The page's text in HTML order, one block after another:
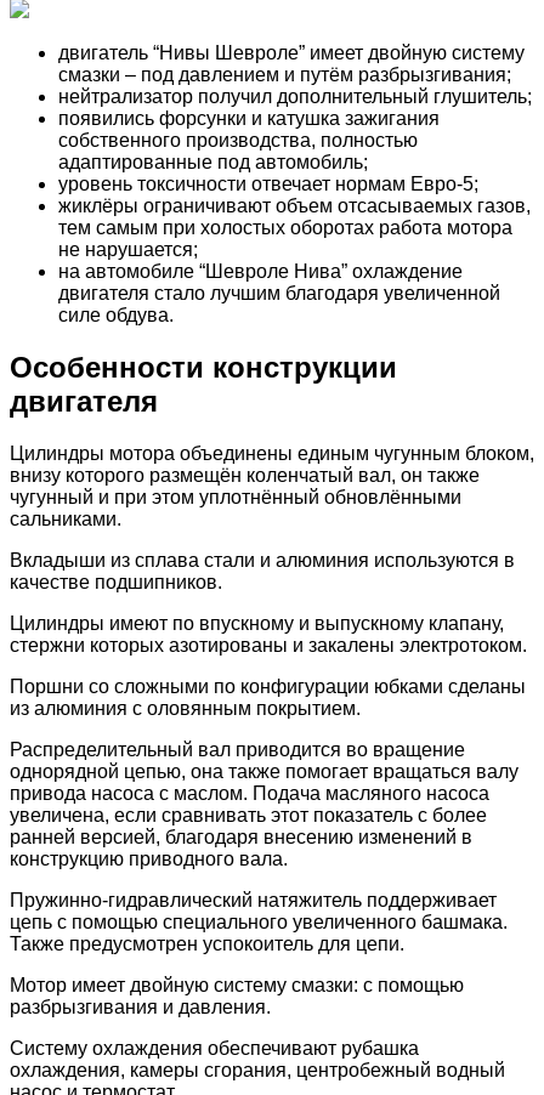
двигатель “Нивы Шевроле” имеет двойную систему
смазки – под давлением и путём разбрызгивания;
нейтрализатор получил дополнительный глушитель;
появились форсунки и катушка зажигания
собственного производства, полностью
адаптированные под автомобиль;
уровень токсичности отвечает нормам Евро-5;
жиклёры ограничивают объем отсасываемых газов,
тем самым при холостых оборотах работа мотора
не нарушается;
на автомобиле “Шевроле Нива” охлаждение
двигателя стало лучшим благодаря увеличенной
силе обдува.
Особенности конструкции
двигателя
Цилиндры мотора объединены единым чугунным блоком,
внизу которого размещён коленчатый вал, он также
чугунный и при этом уплотнённый обновлёнными
сальниками.
Вкладыши из сплава стали и алюминия используются в
качестве подшипников.
Цилиндры имеют по впускному и выпускному клапану,
стержни которых азотированы и закалены электротоком.
Поршни со сложными по конфигурации юбками сделаны
из алюминия с оловянным покрытием.
Распределительный вал приводится во вращение
однорядной цепью, она также помогает вращаться валу
привода насоса с маслом. Подача масляного насоса
увеличена, если сравнивать этот показатель с более
ранней версией, благодаря внесению изменений в
конструкцию приводного вала.
Пружинно-гидравлический натяжитель поддерживает
цепь с помощью специального увеличенного башмака.
Также предусмотрен успокоитель для цепи.
Мотор имеет двойную систему смазки: с помощью
разбрызгивания и давления.
Систему охлаждения обеспечивают рубашка
охлаждения, камеры сгорания, центробежный водный